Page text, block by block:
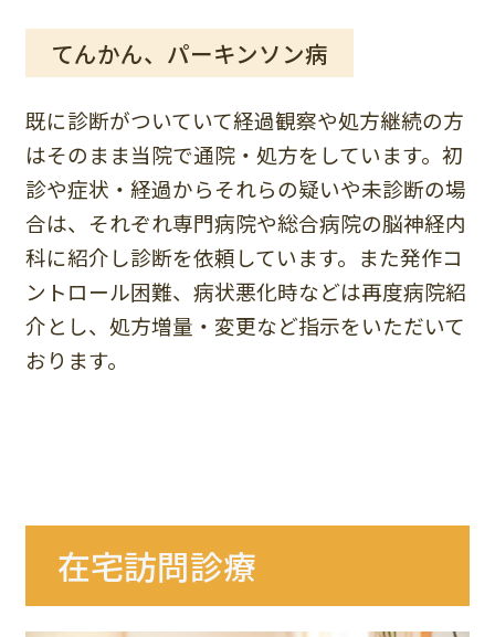
てんかん、パーキンソン病
既に診断がついていて経過観察や処方継続の方
はそのまま当院で通院・処方をしています。初
診や症状・経過からそれらの疑いや未診断の場
合は、それぞれ専門病院や総合病院の脳神経内
科に紹介し診断を依頼しています。また発作コ
ントロール困難、病状悪化時などは再度病院紹
介とし、処方増量・変更など指示をいただいて
おります。
在宅訪問診療